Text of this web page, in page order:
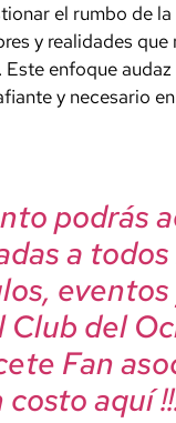
el rumbo de
y realidades que
enfoque
y necesario
podrás
a todos
Club del
Fan
costo aquí